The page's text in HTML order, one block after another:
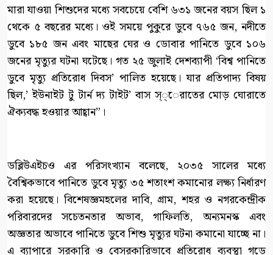
মারা যাওয়া শিশুদের মধ্যে সবচেয়ে বেশি ৬৩১ জনের বয়স ছিল ১
থেকে ৫ বছরের মধ্যে। ওই সময়ে পুকুরে ডুবে ৭৬৫ জন, নদীতে
ডুবে ১৮৫ জন এবং মাছের ঘের ও ডোবার পানিতে ডুবে ১০৬
জনের মৃত্যুর ঘটনা ঘটেছে। গত ২৫ জুলাই দেশব্যাপী ‘বিশ্ব পানিতে
ডুবে মৃত্যু প্রতিরোধ দিবস’ পালিত হয়েছে। যার প্রতিপাদ্য বিষয়
ছিল,’ ইউনাইট টু টার্ন দ্য টাইট’ বাস স্্েরাতের মোড় ঘোরাতে
ঐক্যবদ্ধ হওয়ার আহ্বান”।
ডব্লিউএইচও এর পরিসংখ্যান বলেছে, ২০৩৫ সালের মধ্যে
বৈশ্বিকভাবে পানিতে ডুবে মৃত্যু ৩৫ শতাংশ কমানোর লক্ষ্য নির্ধারণ
করা হয়েছে। বিশেষজ্ঞমহলের দাবি, গ্রাম, শহর ও নগরকেন্দ্রীক
পরিবারদের সচেতনতার অভাব, গাফিলতি, অন্যমনস্ক এবং
অজ্ঞতার অভাবে পানিতে ডুবে শিশু মৃত্যুর ঘটনা কমানো যাচ্ছে না।
এ ব্যাপারে সরকারি ও বেসরকারিভাবে প্রতিরোধ ব্যবস্থা গড়ে